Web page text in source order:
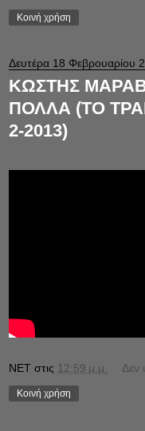
Κοινή χρήση
Δευτέρα 18 Φεβρουαρίου
ΚΩΣΤΗΣ
ΠΟΛΛΑ (ΤΟ
2-2013)
NET στις 12:59 μ.μ. Δεν
Κοινή χρήση